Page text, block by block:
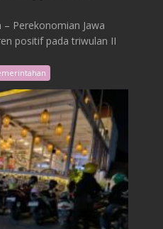
– Perekonomian Jawa
positif pada triwulan II